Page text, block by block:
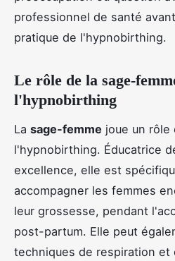
professionnel de santé
pratique de l'hypnobirthing.
Le rôle de la sage-
l'hypnobirthing
La sage-femme joue un rôle
l'hypnobirthing. Éducatrice
excellence, elle est
accompagner les femmes
leur grossesse, pendant
post-partum. Elle peut
techniques de respiration et